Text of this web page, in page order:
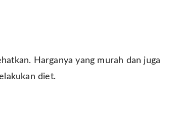
Harganya yang murah dan juga
diet.